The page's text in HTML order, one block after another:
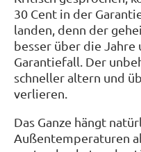
30 Cent in der
landen, denn der
besser über die
Garantiefall. Der
schneller altern und
verlieren.
Das Ganze hängt
Außentemperaturen